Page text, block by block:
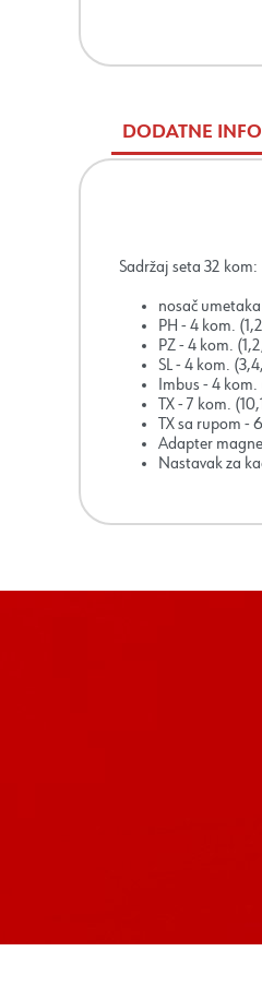
DODATNE
Sadržaj seta 32 kom:
nosač
PH - 4 kom.
PZ - 4 kom.
SL - 4 kom.
Imbus - 4
TX - 7 kom.
TX sa rupom
Adapter
Nastavak za